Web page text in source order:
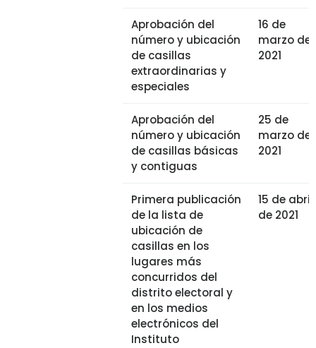
Aprobación del
número y ubicación
de casillas
extraordinarias y
especiales
16 de
marzo de
2021
Aprobación del
número y ubicación
de casillas básicas
y contiguas
25 de
marzo de
2021
Primera publicación
de la lista de
ubicación de
casillas en los
lugares más
concurridos del
distrito electoral y
en los medios
electrónicos del
Instituto
15 de abril
de 2021